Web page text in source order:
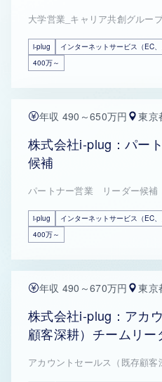
大学営業_キャリア共創グルー
i-plug インターネットサービス（EC、
400万～
年収 490～650万円 東京
株式会社i-plug：パー
候補
パートナー営業 リーダー候補
i-plug インターネットサービス（EC、
400万～
年収 490～670万円 東京
株式会社i-plug：アカ
顧客深耕）チームリー
アカウントセールス（既存顧